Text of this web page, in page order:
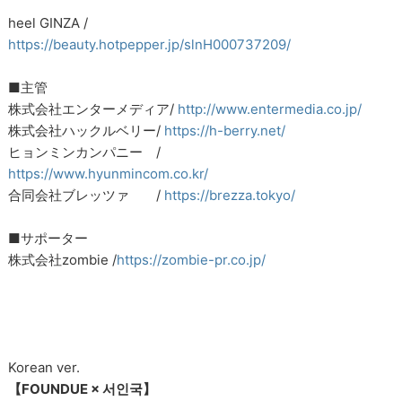
heel GINZA /
https://beauty.hotpepper.jp/slnH000737209/
■主管
株式会社エンターメディア/ http://www.entermedia.co.jp/
株式会社ハックルベリー/ https://h-berry.net/
ヒョンミンカンパニー /
https://www.hyunmincom.co.kr/
合同会社ブレッツァ / https://brezza.tokyo/
■サポーター
株式会社zombie /https://zombie-pr.co.jp/
Korean ver.
【FOUNDUE × 서인국】